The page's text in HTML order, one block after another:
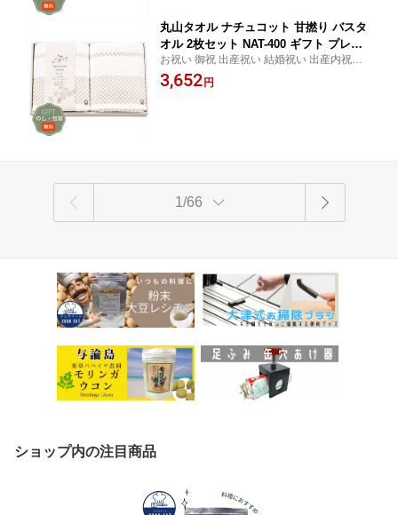
丸山タオル ナチュコット 甘撚り バスタ
オル 2枚セット NAT-400 ギフト プレゼ
ント 贈り物 贈答 包装 熨斗 のし 無料
【Aギフト】
お祝い 御祝 出産祝い 結婚祝い 出産内祝い
結婚内祝い 内祝い お返し 出産 結婚 香典返
し ギフト プレゼント 御中元 お中元 御歳暮
3,652円
1/66
ショップ内の注目商品